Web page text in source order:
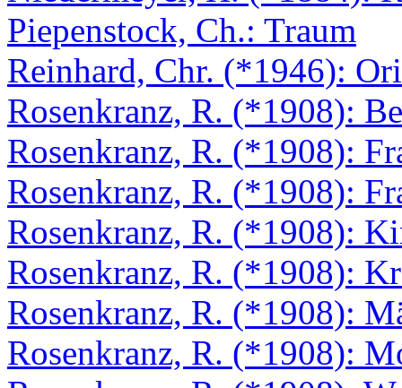
Piepenstock, Ch.: Traum
Reinhard, Chr. (*1946):
Rosenkranz, R. (*1908):
Rosenkranz, R. (*1908):
Rosenkranz, R. (*1908):
Rosenkranz, R. (*1908):
Rosenkranz, R. (*1908):
Rosenkranz, R. (*1908):
Rosenkranz, R. (*1908):